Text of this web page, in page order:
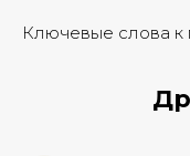
Ключевые слова к